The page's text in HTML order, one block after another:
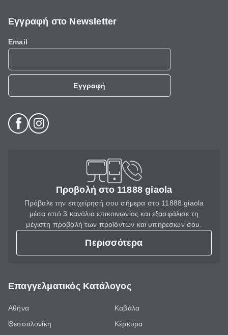
Εγγραφή στο Newsletter
Email
Εγγραφή
Προβολή στο 11888 giaola
Πρόβαλε την επιχείρησή σου σήμερα στο 11888 giaola
μέσα από 3 κανάλια επικοινωνίας και εξασφάλισε τη
μέγιστη προβολή των προϊόντων και υπηρεσιών σου.
Περισσότερα
Επαγγελματικός Κατάλογος
Αθήνα
Θεσσαλονίκη
Καβάλα
Κέρκυρα